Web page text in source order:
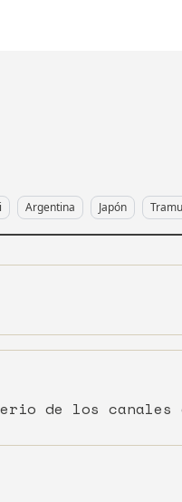
Argentina Japón
de los canales